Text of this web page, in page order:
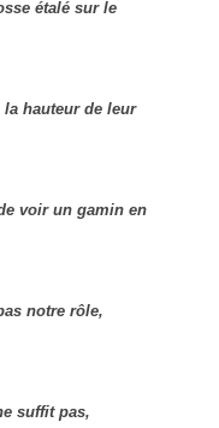
étalé sur le
hauteur de leur
voir un gamin en
notre rôle,
suffit pas,